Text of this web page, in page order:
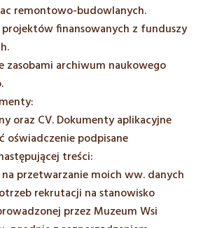
remontowo-budowlanych.
finansowanych z funduszy
zasobami archiwum naukowego
oraz CV. Dokumenty aplikacyjne
oświadczenie podpisane
treści:
przetwarzanie moich ww. danych
rekrutacji na stanowisko
przez Muzeum Wsi